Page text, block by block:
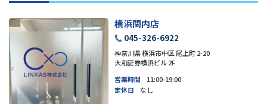
横浜関内店
045-326-6922
神奈川県 横浜市中区 尾上町 2-20
大和証券横浜ビル 2F
営業時間
11:00-19:00
定休日
なし